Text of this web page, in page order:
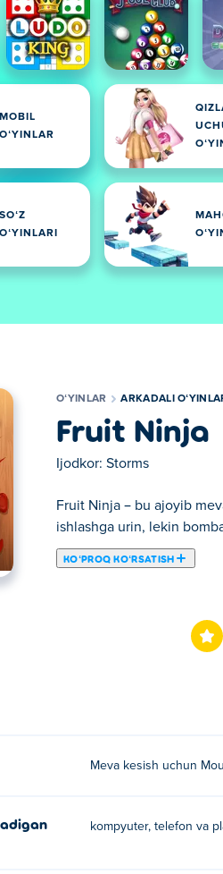
MOBIL
OʻYINLAR
SOʻZ
OʻYINLARI
OʻYINLAR ARKADALI
Fruit Ninja
Ijodkor: Storms
Fruit Ninja – bu ajoyib
ishlashga urin, lekin
KOʻPROQ KOʻRSATISH
mumkin. Fruit Ninja
Meva kesish uchun
kompyuter, telefon va